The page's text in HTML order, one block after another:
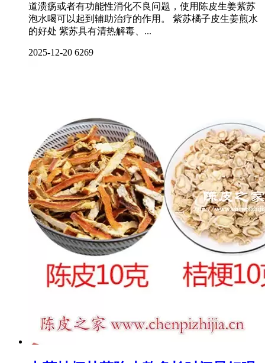
道溃疡或者有功能性消化不良问题，使用陈皮生姜紫苏
泡水喝可以起到辅助治疗的作用。 紫苏橘子皮生姜煎水
的好处 紫苏具有清热解毒、...
2025-12-20 6269